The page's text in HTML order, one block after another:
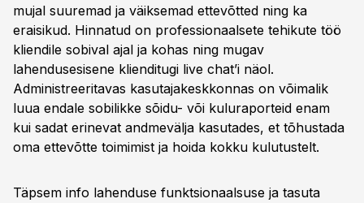
mujal suuremad ja väiksemad ettevõtted ning ka
eraisikud. Hinnatud on professionaalsete tehikute töö
kliendile sobival ajal ja kohas ning mugav
lahendusesisene klienditugi live chat’i näol.
Administreeritavas kasutajakeskkonnas on võimalik
luua endale sobilikke sõidu- või kuluraporteid enam
kui sadat erinevat andmevälja kasutades, et tõhustada
oma ettevõtte toimimist ja hoida kokku kulutustelt.
Täpsem info lahenduse funktsionaalsuse ja tasuta